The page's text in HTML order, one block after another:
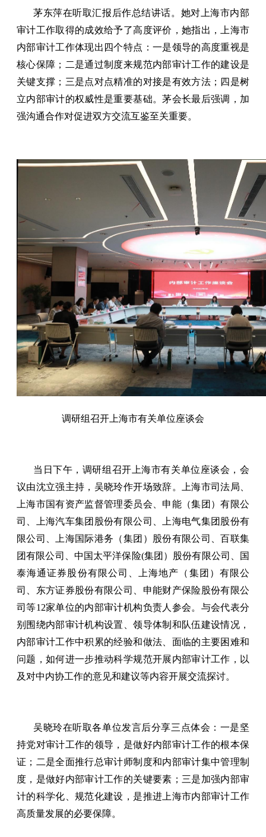
茅东萍在听取汇报后作总结讲话。她对上海市内部
审计工作取得的成效给予了高度评价，她指出，上海市
内部审计工作体现出四个特点：一是领导的高度重视是
核心保障；二是通过制度来规范内部审计工作的建设是
关键支撑；三是点对点精准的对接是有效方法；四是树
立内部审计的权威性是重要基础。茅会长最后强调，加
强沟通合作对促进双方交流互鉴至关重要。
调研组召开上海市有关单位座谈会
当日下午，调研组召开上海市有关单位座谈会，会
议由沈立强主持，吴晓玲作开场致辞。上海市司法局、
上海市国有资产监督管理委员会、申能（集团）有限公
司、上海汽车集团股份有限公司、上海电气集团股份有
限公司、上海国际港务（集团）股份有限公司、百联集
团有限公司、中国太平洋保险(集团）股份有限公司、国
泰海通证券股份有限公司、上海地产（集团）有限公
司、东方证券股份有限公司、申能财产保险股份有限公
司等12家单位的内部审计机构负责人参会。与会代表分
别围绕内部审计机构设置、领导体制和队伍建设情况，
内部审计工作中积累的经验和做法、面临的主要困难和
问题，如何进一步推动科学规范开展内部审计工作，以
及对中内协工作的意见和建议等内容开展交流探讨。
吴晓玲在听取各单位发言后分享三点体会：一是坚
持党对审计工作的领导，是做好内部审计工作的根本保
证；二是全面推行总审计师制度和内部审计集中管理制
度，是做好内部审计工作的关键要素；三是加强内部审
计的科学化、规范化建设，是推进上海市内部审计工作
高质量发展的必要保障。